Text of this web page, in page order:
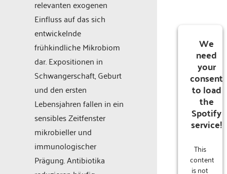
relevanten exogenen
Einfluss auf das sich
entwickelnde
frühkindliche Mikrobiom
dar. Expositionen in
Schwangerschaft, Geburt
und den ersten
Lebensjahren fallen in ein
sensibles Zeitfenster
mikrobieller und
immunologischer
Prägung. Antibiotika
We
need
your
consent
to load
the
Spotify
service!
This
content
is not